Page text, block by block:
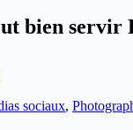
bien servir
sociaux,